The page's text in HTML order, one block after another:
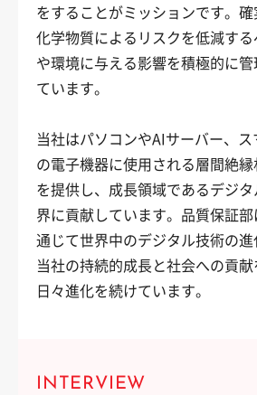
をすることがミッションです。
化学物質によるリスクを低減す
や環境に与える影響を積極的に
ています。
当社はパソコンやAIサーバー、
の電子機器に使用される層間絶
を提供し、成長領域であるデジ
界に貢献しています。品質保証
通じて世界中のデジタル技術の進
当社の持続的成長と社会への貢
日々進化を続けています。
INTERVIEW